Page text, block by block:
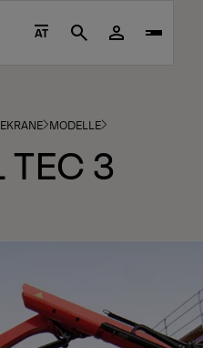
AT Search
MODELLE
TEC 3